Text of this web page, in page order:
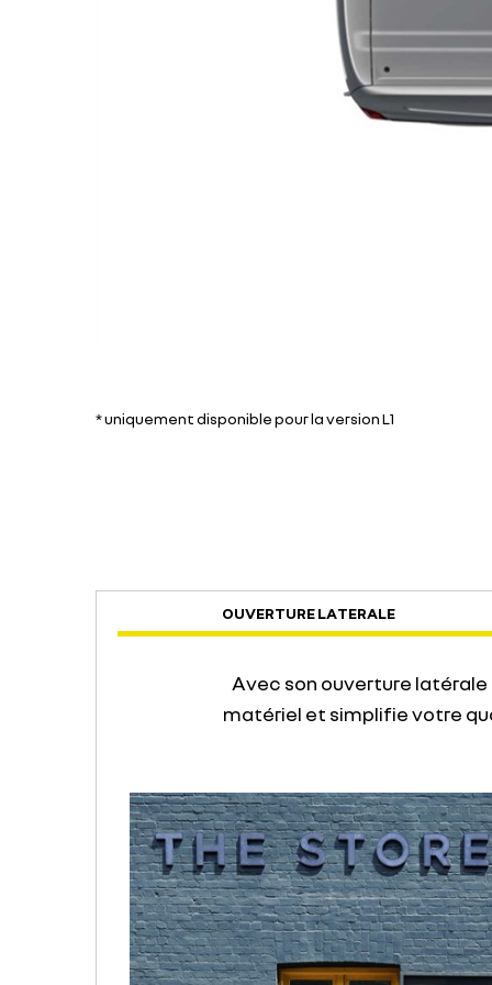
* uniquement disponible pour la version L1
OUVERTURE LATERALE
Avec son ouverture latérale
matériel et simplifie votre